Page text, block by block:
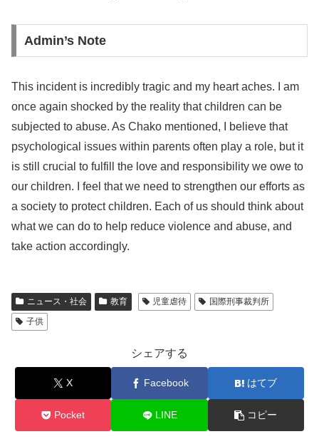
Admin’s Note
This incident is incredibly tragic and my heart aches. I am
once again shocked by the reality that children can be
subjected to abuse. As Chako mentioned, I believe that
psychological issues within parents often play a role, but it
is still crucial to fulfill the love and responsibility we owe to
our children. I feel that we need to strengthen our efforts as
a society to protect children. Each of us should think about
what we can do to help reduce violence and abuse, and
take action accordingly.
ニュース・社会 教育 児童虐待
国際刑事裁判所
子供
シェアする
X Facebook はてブ
Pocket LINE コピー